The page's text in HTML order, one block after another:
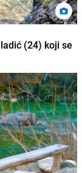
(24) koji se